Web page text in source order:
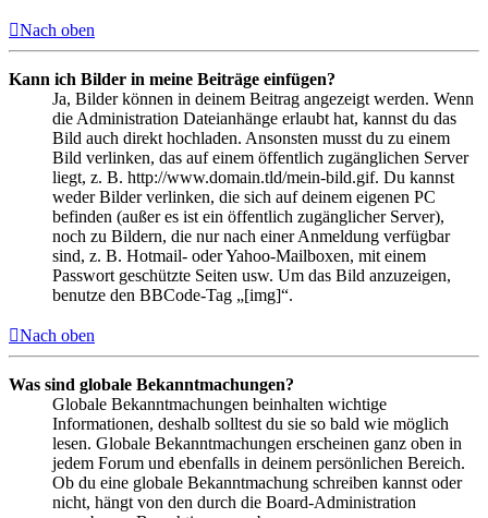
Nach oben
Kann ich Bilder in meine Beiträge einfügen?
Ja, Bilder können in deinem Beitrag angezeigt werden. Wenn
die Administration Dateianhänge erlaubt hat, kannst du das
Bild auch direkt hochladen. Ansonsten musst du zu einem
Bild verlinken, das auf einem öffentlich zugänglichen Server
liegt, z. B. http://www.domain.tld/mein-bild.gif. Du kannst
weder Bilder verlinken, die sich auf deinem eigenen PC
befinden (außer es ist ein öffentlich zugänglicher Server),
noch zu Bildern, die nur nach einer Anmeldung verfügbar
sind, z. B. Hotmail- oder Yahoo-Mailboxen, mit einem
Passwort geschützte Seiten usw. Um das Bild anzuzeigen,
benutze den BBCode-Tag „[img]“.
Nach oben
Was sind globale Bekanntmachungen?
Globale Bekanntmachungen beinhalten wichtige
Informationen, deshalb solltest du sie so bald wie möglich
lesen. Globale Bekanntmachungen erscheinen ganz oben in
jedem Forum und ebenfalls in deinem persönlichen Bereich.
Ob du eine globale Bekanntmachung schreiben kannst oder
nicht, hängt von den durch die Board-Administration